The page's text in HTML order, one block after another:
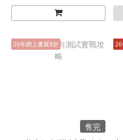
26年網上書展8折
售完